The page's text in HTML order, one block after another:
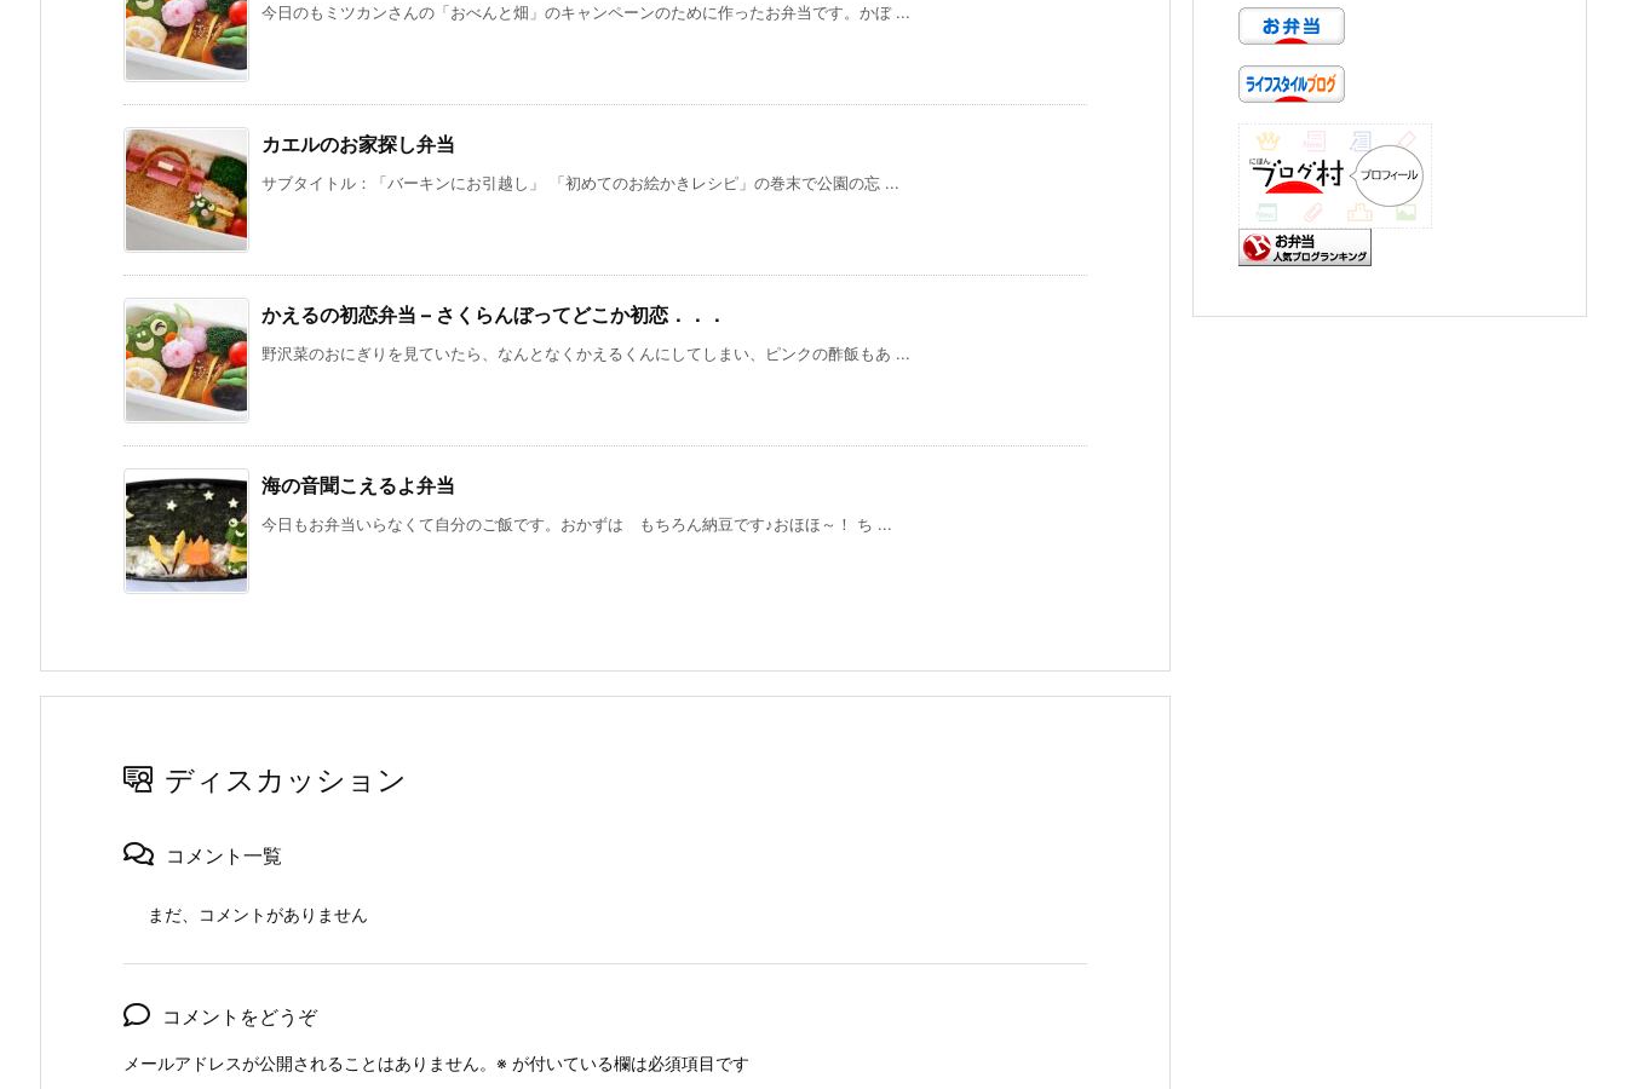
今日のもミツカンさんの「おべんと畑」のキャンペーンのために作ったお弁当です。かぼ ...
カエルのお家探し弁当
サブタイトル：「バーキンにお引越し」 「初めてのお絵かきレシピ」の巻末で公園の忘 ...
かえるの初恋弁当 – さくらんぼってどこか初恋．．．
野沢菜のおにぎりを見ていたら、なんとなくかえるくんにしてしまい、ピンクの酢飯もあ ...
海の音聞こえるよ弁当
今日もお弁当いらなくて自分のご飯です。おかずは もちろん納豆です♪おほほ～！ ち ...
ディスカッション
コメント一覧
まだ、コメントがありません
コメントをどうぞ
メールアドレスが公開されることはありません。 ※ が付いている欄は必須項目です